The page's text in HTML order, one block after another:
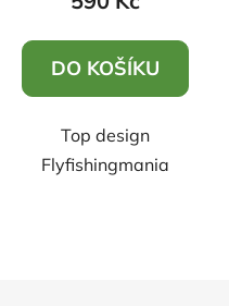
DO KOŠÍKU
Top design
Flyfishingmania